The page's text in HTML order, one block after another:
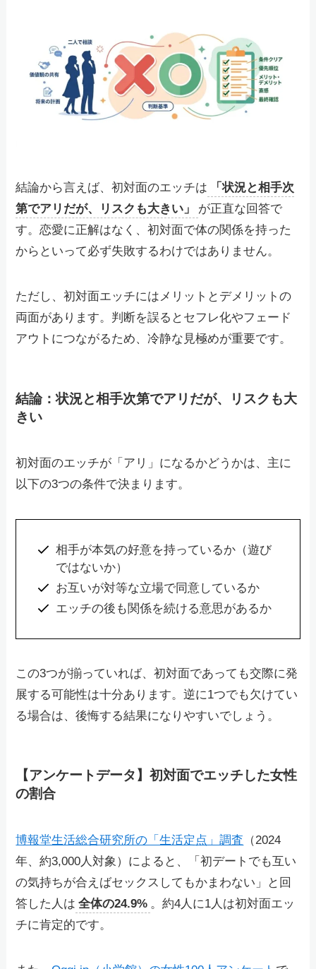
結論から言えば、初対面のエッチは
「状況と相手次
第でアリだが、リスクも大きい」
が正直な回答で
す。恋愛に正解はなく、初対面で体の関係を持った
からといって必ず失敗するわけではありません。
ただし、初対面エッチにはメリットとデメリットの
両面があります。判断を誤るとセフレ化やフェード
アウトにつながるため、冷静な見極めが重要です。
結論：状況と相手次第でアリだが、リスクも大
きい
初対面のエッチが「アリ」になるかどうかは、主に
以下の3つの条件で決まります。
相手が本気の好意を持っているか（遊び
ではないか）
お互いが対等な立場で同意しているか
エッチの後も関係を続ける意思があるか
この3つが揃っていれば、初対面であっても交際に発
展する可能性は十分あります。逆に1つでも欠けてい
る場合は、後悔する結果になりやすいでしょう。
【アンケートデータ】初対面でエッチした女性
の割合
博報堂生活総合研究所の「生活定点」調査 （2024
年、約3,000人対象）によると、「初デートでも互い
の気持ちが合えばセックスしてもかまわない」と回
答した人は 全体の24.9% 。約4人に1人は初対面エッ
チに肯定的です。